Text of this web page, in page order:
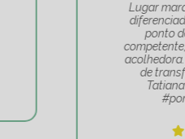
Lugar maravilhoso, atendimento
diferenciado de toda a equipe do
ponto de equilíbrio. Equipe
competente, muito bem alinhada e
acolhedora. Realmente é um lugar
de transformação. Obrigado
Tatiana e toda sua equipe